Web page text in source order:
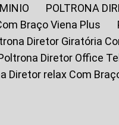
POLTRONA
Braço Viena Plus
Diretor Giratória
Poltrona Diretor Office
Diretor relax Com